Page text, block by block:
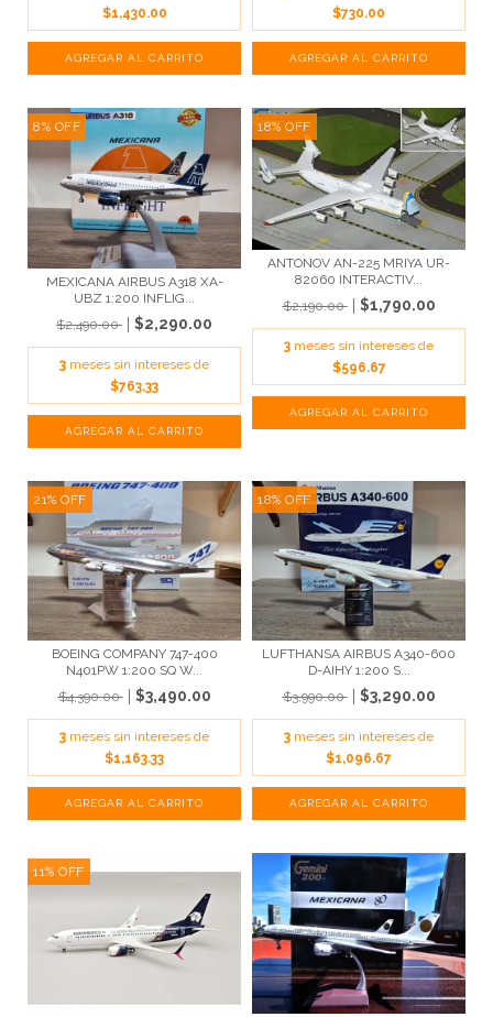
$1,430.00
$730.00
8% OFF
MEXICANA AIRBUS A318 XA-
UBZ 1:200 INFLIG...
$2,490.00
$2,290.00
3 meses sin intereses de
$763.33
18% OFF
ANTONOV AN-225 MRIYA UR-
82060 INTERACTIV...
$2,190.00
$1,790.00
3 meses sin intereses de
$596.67
21% OFF
BOEING COMPANY 747-400
N401PW 1:200 SQ W...
$4,390.00
$3,490.00
3 meses sin intereses de
$1,163.33
18% OFF
LUFTHANSA AIRBUS A340-600
D-AIHY 1:200 S...
$3,990.00
$3,290.00
3 meses sin intereses de
$1,096.67
11% OFF